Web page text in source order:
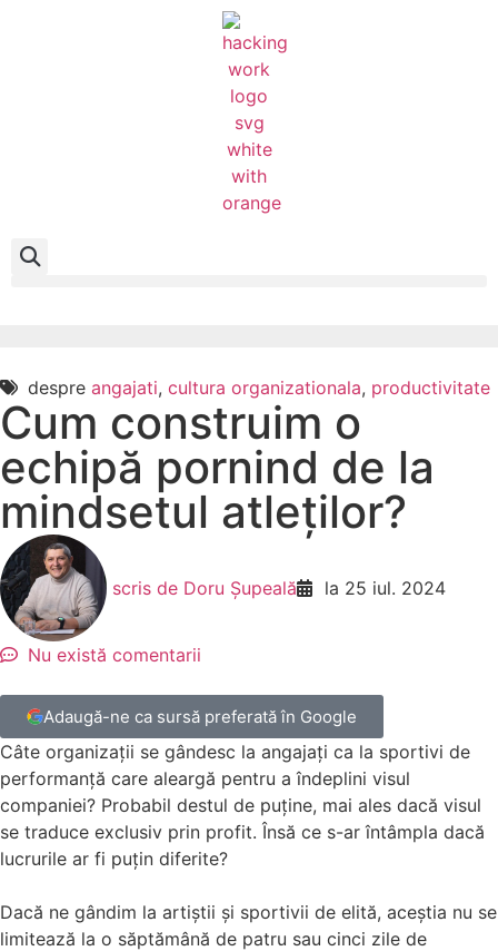
despre angajati, cultura organizationala, productivitate
Cum construim o
echipă pornind de la
mindsetul atleților?
scris de Doru Șupeală la 25 iul. 2024
Nu există comentarii
Adaugă-ne ca sursă preferată în Google
Câte organizații se gândesc la angajați ca la sportivi de
performanță care aleargă pentru a îndeplini visul
companiei? Probabil destul de puține, mai ales dacă visul
se traduce exclusiv prin profit. Însă ce s-ar întâmpla dacă
lucrurile ar fi puțin diferite?
Dacă ne gândim la artiștii și sportivii de elită, aceștia nu se
limitează la o săptămână de patru sau cinci zile de